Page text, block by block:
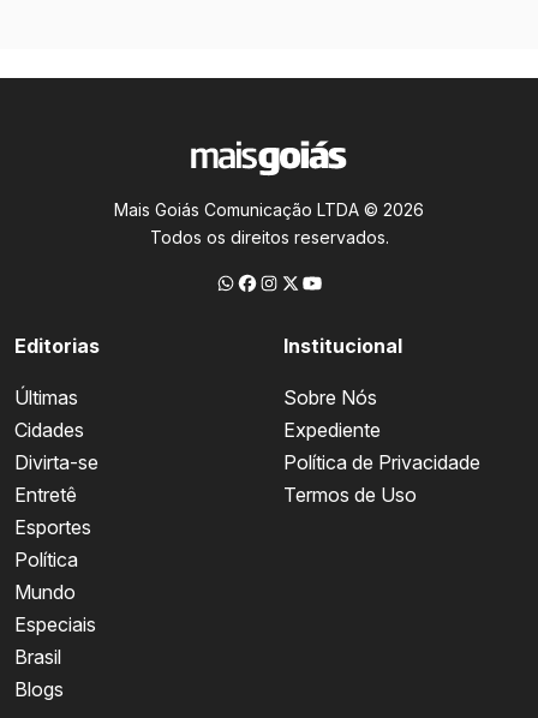
Mais Goiás Comunicação LTDA © 2026
Todos os direitos reservados.
Editorias
Últimas
Cidades
Divirta-se
Entretê
Esportes
Política
Mundo
Especiais
Brasil
Blogs
Institucional
Sobre Nós
Expediente
Política de Privacidade
Termos de Uso